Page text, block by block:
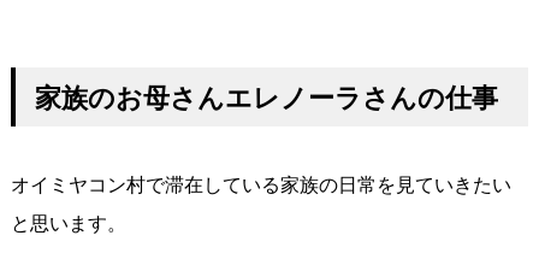
家族のお母さんエレノーラさんの仕事
オイミヤコン村で滞在している家族の日常を見ていきたい
と思います。